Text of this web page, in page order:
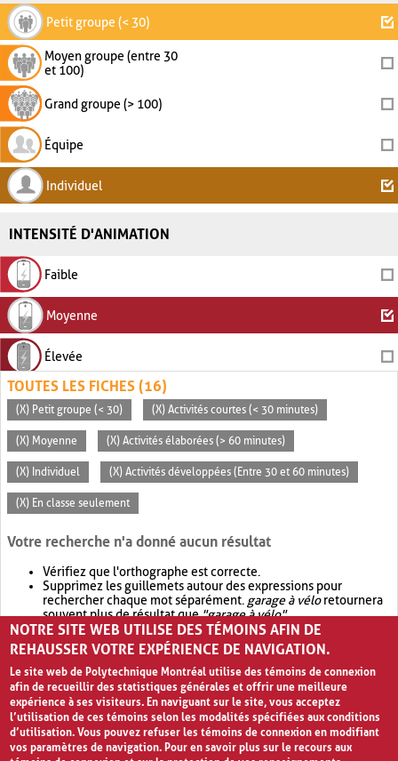
Petit groupe (< 30)
Moyen groupe (entre 30
et 100)
Grand groupe (> 100)
Équipe
Individuel
INTENSITÉ D'ANIMATION
Faible
Moyenne
Élevée
TOUTES LES FICHES (16)
(X) Petit groupe (< 30) (X) Activités courtes (< 30 minutes)
(X) Moyenne (X) Activités élaborées (> 60 minutes)
(X) Individuel (X) Activités développées (Entre 30 et 60 minutes)
(X) En classe seulement
Votre recherche n'a donné aucun résultat
Vérifiez que l'orthographe est correcte.
Supprimez les guillemets autour des expressions pour
rechercher chaque mot séparément. garage à véloretournera
souvent plus de résultat que"garage à vélo".
Envisagez d'élargir votre recherche avec OR.garage OR vélo
retournera souvent plus de résultat quegarage à vélo
NOTRE SITE WEB UTILISE DES TÉMOINS AFIN DE
REHAUSSER VOTRE EXPÉRIENCE DE NAVIGATION.
Le site web de Polytechnique Montréal utilise des témoins de connexion
afin de recueillir des statistiques générales et offrir une meilleure
expérience à ses visiteurs. En naviguant sur le site, vous acceptez
l’utilisation de ces témoins selon les modalités spécifiées aux conditions
d’utilisation. Vous pouvez refuser les témoins de connexion en modifiant
vos paramètres de navigation. Pour en savoir plus sur le recours aux